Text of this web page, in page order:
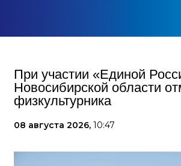
При участии «Единой
Новосибирской области
физкультурника
08 августа 2026, 10:47